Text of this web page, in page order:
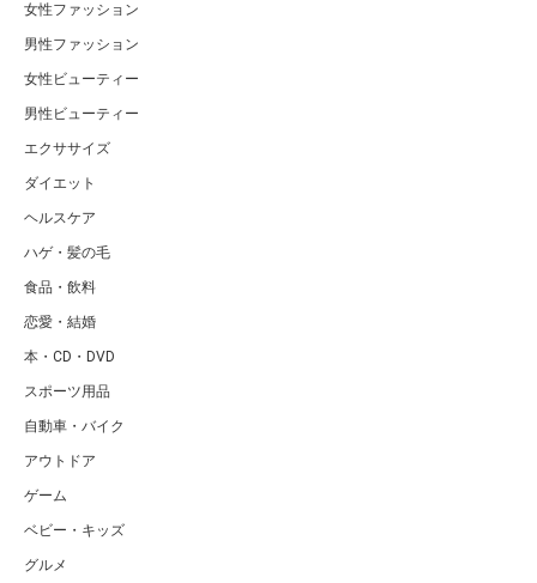
女性ファッション
男性ファッション
女性ビューティー
男性ビューティー
エクササイズ
ダイエット
ヘルスケア
ハゲ・髪の毛
食品・飲料
恋愛・結婚
本・CD・DVD
スポーツ用品
自動車・バイク
アウトドア
ゲーム
ベビー・キッズ
グルメ